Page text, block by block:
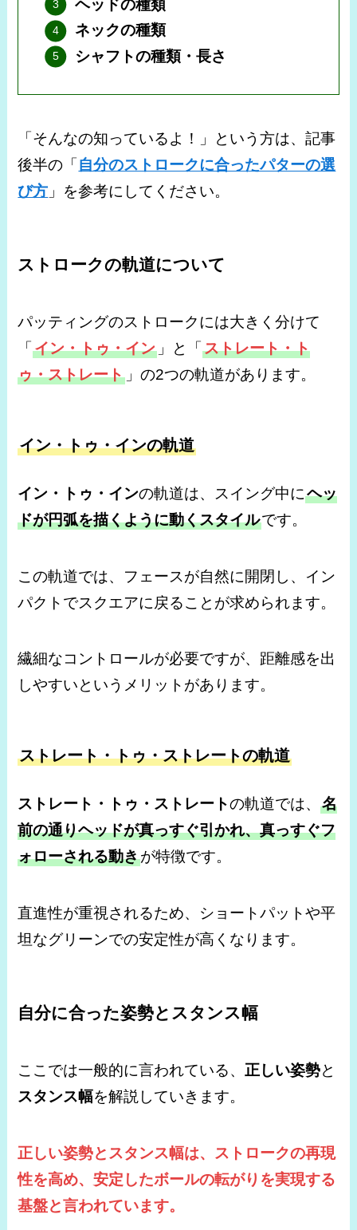
ヘッドの種類
ネックの種類
シャフトの種類・長さ
「そんなの知っているよ！」という方は、記事
後半の「自分のストロークに合ったパターの選
び方 」を参考にしてください。
ストロークの軌道について
パッティングのストロークには大きく分けて
「イン・トゥ・イン 」と「ストレート・ト
ゥ・ストレート 」の2つの軌道があります。
イン・トゥ・インの軌道
イン・トゥ・インの軌道は、スイング中にヘッ
ドが円弧を描くように動くスタイルです。
この軌道では、フェースが自然に開閉し、イン
パクトでスクエアに戻ることが求められます。
繊細なコントロールが必要ですが、距離感を出
しやすいというメリットがあります。
ストレート・トゥ・ストレートの軌道
ストレート・トゥ・ストレートの軌道では、名
前の通りヘッドが真っすぐ引かれ、真っすぐフ
ォローされる動きが特徴です。
直進性が重視されるため、ショートパットや平
坦なグリーンでの安定性が高くなります。
自分に合った姿勢とスタンス幅
ここでは一般的に言われている、 正しい姿勢と
スタンス幅を解説していきます。
正しい姿勢とスタンス幅は、ストロークの再現
性を高め、安定したボールの転がりを実現する
基盤と言われています。